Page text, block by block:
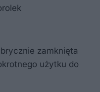
zamknięta
użytku do